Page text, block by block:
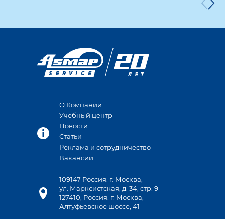
О Компании
Учебный центр
Новости
Статьи
Реклама и сотрудничество
Вакансии
109147 Россия. г. Москва,
ул. Марксистская, д. 34, стр. 9
127410, Россия. г. Москва,
Алтуфьевское шоссе, 41